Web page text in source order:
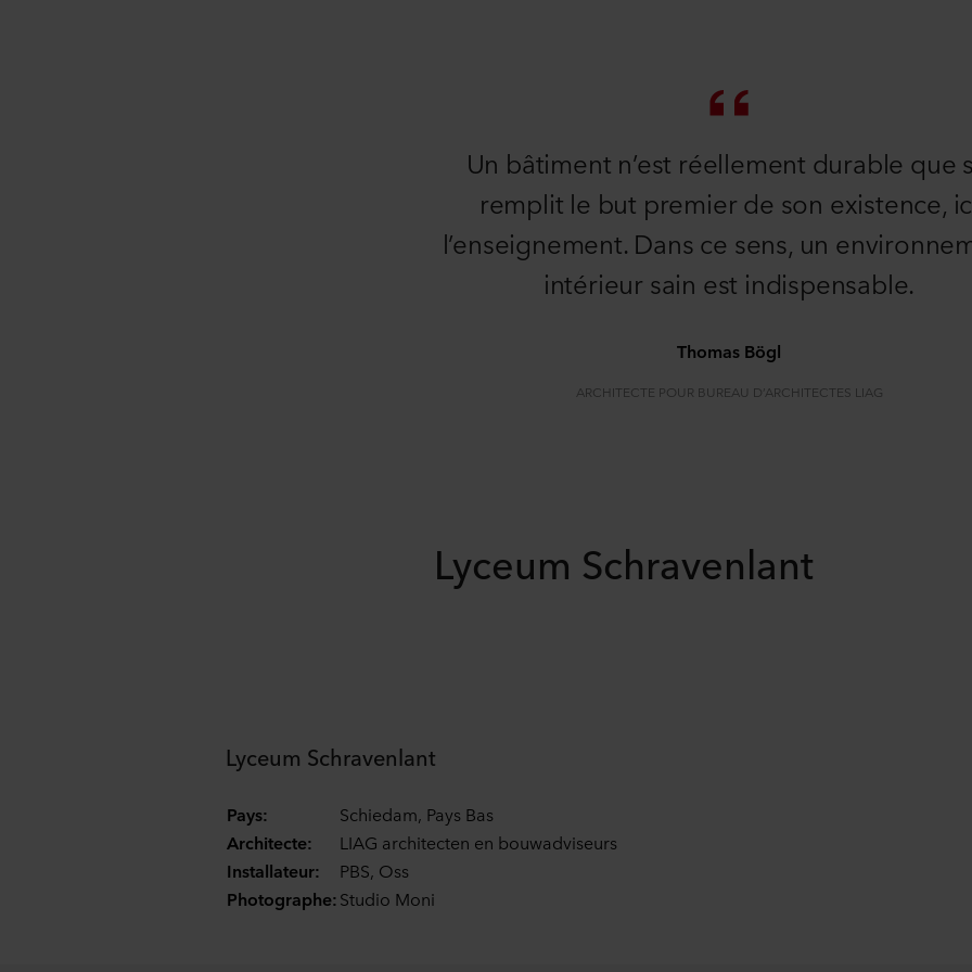
Un bâtiment n’est réellement durable que
remplit le but premier de son existence,
l’enseignement. Dans ce sens, un
intérieur sain est indispensable.
Thomas Bögl
ARCHITECTE POUR BUREAU D’ARCHITECTES LIAG
Lyceum Schravenlant
Lyceum Schravenlant
Pays:
Schiedam, Pays Bas
Architecte:
LIAG architecten en bouwadviseurs
Installateur:
PBS, Oss
Photographe:Studio Moni